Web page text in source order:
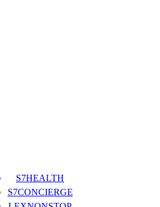
S7HEALTH
S7CONCIERGE